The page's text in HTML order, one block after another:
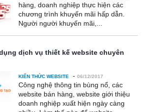
hàng, doanh nghiệp thực hiện các
chương trình khuyến mãi hấp dẫn.
Người người khuyến mãi,...
dịch vụ thiết kế website chuyên
KIẾN THỨC WEBSITE - 06/12/2017
Công nghệ thông tin bùng nổ, các
website bán hàng, website giới thiệu
doanh nghiệp xuất hiện ngày càng